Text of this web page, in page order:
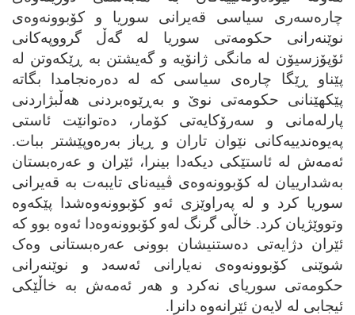
چاره‌سه‌ری سیاسی قه‌یرانی سوریا و کۆبوونه‌وه‌ی
نوێنه‌رانی حکومه‌تی سوریا له‌ گه‌ڵ گرووپه‌کانی
ئۆپۆزسیۆن له‌ مانگی ژانۆیه‌ و گه‌یشتن به‌ ڕێکه‌وتن له‌
پێناو ڕێگا چاره‌ی سیاسی که‌ له‌ ده‌ره‌نجامدا بگاته‌
پێکهێنانی حکومه‌تی نوێ و به‌ڕێوه‌بردنی هه‌ڵبژاردنی
پارله‌مانی و سه‌رۆکایه‌تی کۆمار، ده‌توانێت ئاستی
په‌یوه‌ندییه‌کانی نێوان تاران و ڕیاز به‌ره‌وپێشتر ببات.
ئه‌مه‌ش له‌ ئاستێکی دیکه‌دا بینرا، ئێران و عه‌ره‌بستان
به‌شدارییان له‌ کۆبوونه‌وه‌ی ڤییه‌نای تایبه‌ت به‌ قه‌یرانی
سوریا کرد و له‌ په‌راوێزی ئه‌و کۆبوونه‌وه‌شدا پێکه‌وه‌
وتووێژیان کرد. خاڵی گرنگ له‌و کۆبوونه‌وه‌دا ئه‌وه‌ بوو که‌
ئێران دژایه‌تی ده‌ستنیشان بوونی عه‌ره‌بستانی وه‌ک
شوێنی کۆبوونه‌وه‌ی نه‌یارانی ئه‌سه‌د و نوێنه‌رانی
حکومه‌تی سوریای نه‌کرد و هه‌ر ئه‌مه‌ش به‌ خاڵێکی
ئیجابی له‌ لایه‌ن ئێرانه‌وه‌ دانرا.